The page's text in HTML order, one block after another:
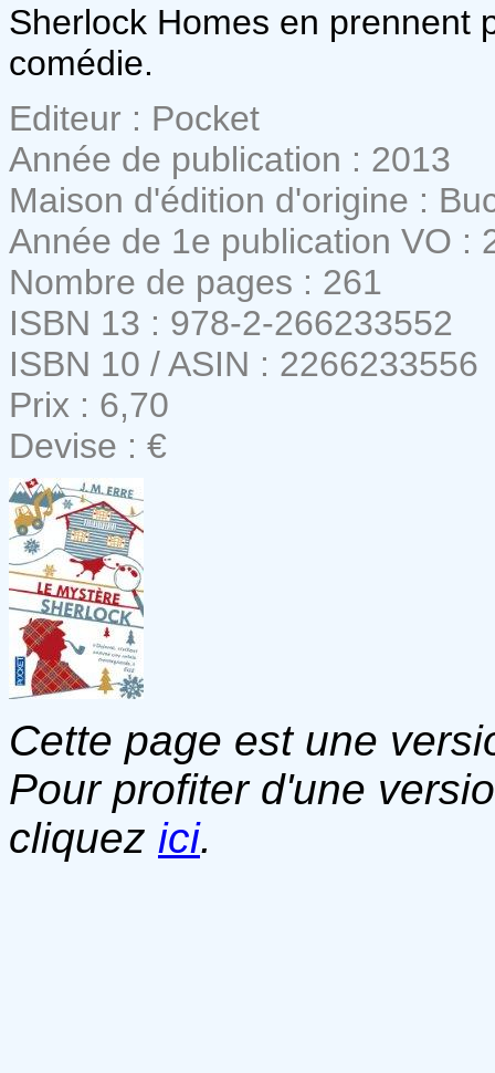
Sherlock Homes en prennent
comédie.
Editeur : Pocket
Année de publication : 2013
Maison d'édition d'origine :
Année de 1e publication VO :
Nombre de pages : 261
ISBN 13 : 978-2-266233552
ISBN 10 / ASIN : 2266233556
Prix : 6,70
Devise : €
Cette page est une
Pour profiter d'une
cliquez ici.